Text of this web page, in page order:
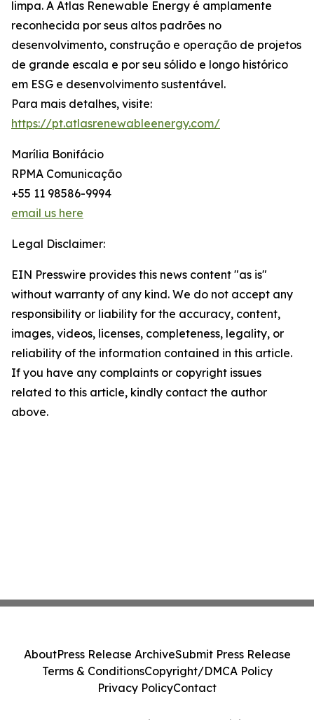
limpa. A Atlas Renewable Energy é amplamente
reconhecida por seus altos padrões no
desenvolvimento, construção e operação de projetos
de grande escala e por seu sólido e longo histórico
em ESG e desenvolvimento sustentável.
Para mais detalhes, visite:
https://pt.atlasrenewableenergy.com/
Marília Bonifácio
RPMA Comunicação
+55 11 98586-9994
email us here
Legal Disclaimer:
EIN Presswire provides this news content "as is"
without warranty of any kind. We do not accept any
responsibility or liability for the accuracy, content,
images, videos, licenses, completeness, legality, or
reliability of the information contained in this article.
If you have any complaints or copyright issues
related to this article, kindly contact the author
above.
AboutPress Release ArchiveSubmit Press Release
Terms & ConditionsCopyright/DMCA Policy
Privacy PolicyContact